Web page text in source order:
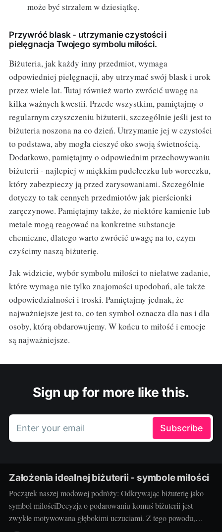
może być strzałem w dziesiątkę.
Przywróć blask - utrzymanie czystości i
pielęgnacja Twojego symbolu miłości.
Biżuteria, jak każdy inny przedmiot, wymaga
odpowiedniej pielęgnacji, aby utrzymać swój blask i urok
przez wiele lat. Tutaj również warto zwrócić uwagę na
kilka ważnych kwestii. Przede wszystkim, pamiętajmy o
regularnym czyszczeniu biżuterii, szczególnie jeśli jest to
biżuteria noszona na co dzień. Utrzymanie jej w czystości
to podstawa, aby mogła cieszyć oko swoją świetnością.
Dodatkowo, pamiętajmy o odpowiednim przechowywaniu
biżuterii - najlepiej w miękkim pudełeczku lub woreczku,
który zabezpieczy ją przed zarysowaniami. Szczególnie
dotyczy to tak cennych przedmiotów jak pierścionki
zaręczynowe. Pamiętajmy także, że niektóre kamienie lub
metale mogą reagować na konkretne substancje
chemiczne, dlatego warto zwrócić uwagę na to, czym
czyścimy naszą biżuterię.
Jak widzicie, wybór symbolu miłości to niełatwe zadanie,
które wymaga nie tylko znajomości upodobań, ale także
odpowiedzialności i troski. Pamiętajmy jednak, że
najważniejsze jest to, co ten symbol oznacza dla nas i dla
osoby, którą obdarowujemy. W końcu to miłość i emocje
są najważniejsze.
Sign up for more like this.
Enter your email Subscribe
Założenia idealnej biżuterii - symbole miłości
Początek naszej modowej podróży: Odkrywając biżuterię jako
symbol miłościDecyzja o podarowaniu komuś biżuterii jest
zwykle motywowana głębokimi uczuciami. Z tego powodu,